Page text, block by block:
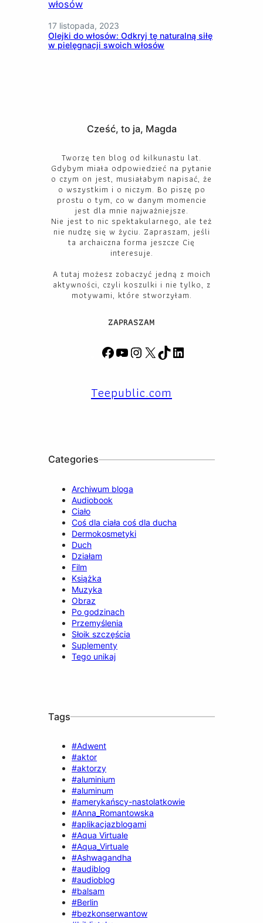
17 listopada, 2023
Olejki do włosów: Odkryj tę naturalną siłę
w pielęgnacji swoich włosów
Cześć, to ja, Magda
Tworzę ten blog od kilkunastu lat.
Gdybym miała odpowiedzieć na pytanie
o czym on jest, musiałabym napisać, że
o wszystkim i o niczym. Bo piszę po
prostu o tym, co w danym momencie
jest dla mnie najważniejsze.
Nie jest to nic spektakularnego, ale też
nie nudzę się w życiu. Zapraszam, jeśli
ta archaiczna forma jeszcze Cię
interesuje.
A tutaj możesz zobaczyć jedną z moich
aktywności, czyli koszulki i nie tylko, z
motywami, które stworzyłam.
ZAPRASZAM
F
e
b
Y
T
u
t
a
X
T
o
Teepublic.com
Categories
Archiwum bloga
Audiobook
Ciało
Coś dla ciała coś dla ducha
Dermokosmetyki
Duch
Działam
Film
Książka
Muzyka
Obraz
Po godzinach
Przemyślenia
Słoik szczęścia
Suplementy
Tego unikaj
Tags
#Adwent
#aktor
#aktorzy
#aluminium
#aluminum
#amerykańscy-nastolatkowie
#Anna_Romantowska
#aplikacjazblogami
#Aqua Virtuale
#Aqua_Virtuale
#Ashwagandha
#audiblog
#audioblog
#balsam
#Berlin
#bezkonserwantow